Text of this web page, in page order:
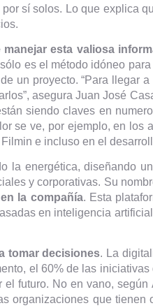
sí solos. Lo que explica
manejar esta valiosa
es el método idóneo
un proyecto. “Para llegar
asegura Juan José
siendo claves en
se ve, por ejemplo, en
e incluso en el
la energética, diseñando
y corporativas. Su
la compañía. Esta
en inteligencia
tomar decisiones. La
el 60% de las
futuro. No en vano,
organizaciones que